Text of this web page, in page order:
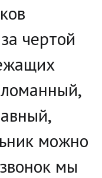
чертой
можно
мы